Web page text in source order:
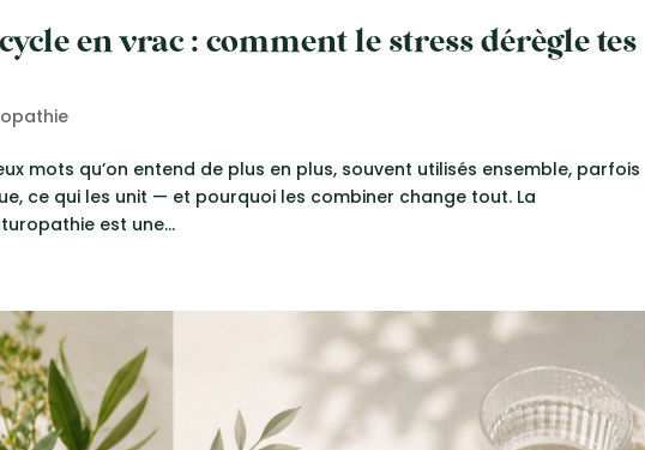
en vrac : comment le stress dérègle tes
mots qu’on entend de plus en plus, souvent utilisés ensemble, parfois
ce qui les unit — et pourquoi les combiner change tout. La
est une...